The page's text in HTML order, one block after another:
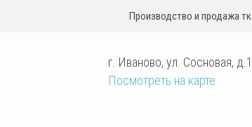
Производство и продажа
г. Иваново, ул. Сосновая, д.1
Посмотреть на карте